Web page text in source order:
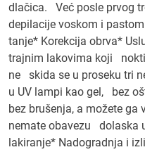
dlačica. Već posle prvog
depilacije voskom i
tanje* Korekcija obrva*
trajnim lakovima koji
ne skida se u proseku tri
u UV lampi kao gel, bez
bez brušenja, a možete
nemate obavezu dolaska
lakiranje* Nadogradnja i